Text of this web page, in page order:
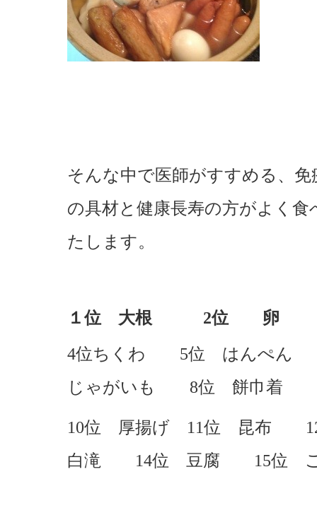
そんな中で医師がすすめる、
の具材と健康長寿の方がよく
たします。
１位 大根 2位 卵 3
4位ちくわ 5位 はんぺ
じゃがいも 8位 餅巾着
10位 厚揚げ 11位 昆布
白滝 14位 豆腐 15位 ご